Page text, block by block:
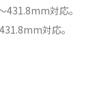
対応。
対応。